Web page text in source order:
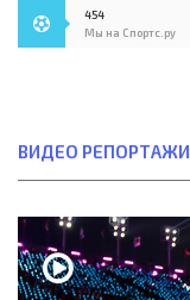
454
Мы на Спортс.ру
ВИДЕО РЕПОРТАЖИ